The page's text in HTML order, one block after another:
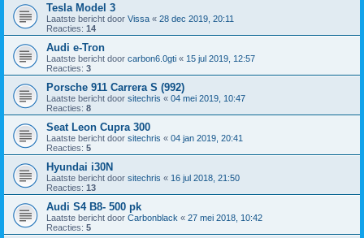
Tesla Model 3
Laatste bericht door Vissa « 28 dec 2019, 20:11
Reacties: 14
Audi e-Tron
Laatste bericht door carbon6.0gti « 15 jul 2019, 12:57
Reacties: 3
Porsche 911 Carrera S (992)
Laatste bericht door sitechris « 04 mei 2019, 10:47
Reacties: 8
Seat Leon Cupra 300
Laatste bericht door sitechris « 04 jan 2019, 20:41
Reacties: 5
Hyundai i30N
Laatste bericht door sitechris « 16 jul 2018, 21:50
Reacties: 13
Audi S4 B8- 500 pk
Laatste bericht door Carbonblack « 27 mei 2018, 10:42
Reacties: 5